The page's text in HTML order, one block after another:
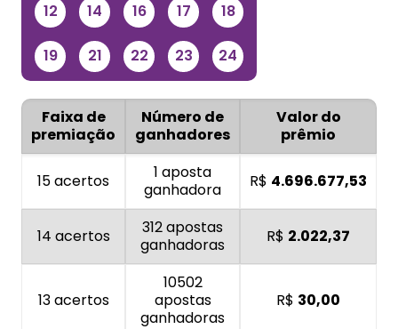
12 14 16 17 18
19 21 22 23 24
Faixa de
premiação
Número de
ganhadores
Valor do
prêmio
15 acertos
1 aposta
ganhadora
R$ 4.696.677,53
14 acertos
312 apostas
ganhadoras
R$ 2.022,37
13 acertos
10502
apostas
ganhadoras
R$ 30,00